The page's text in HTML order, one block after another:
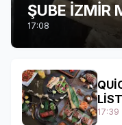
ŞUBE İZMİR
17:08
17:39